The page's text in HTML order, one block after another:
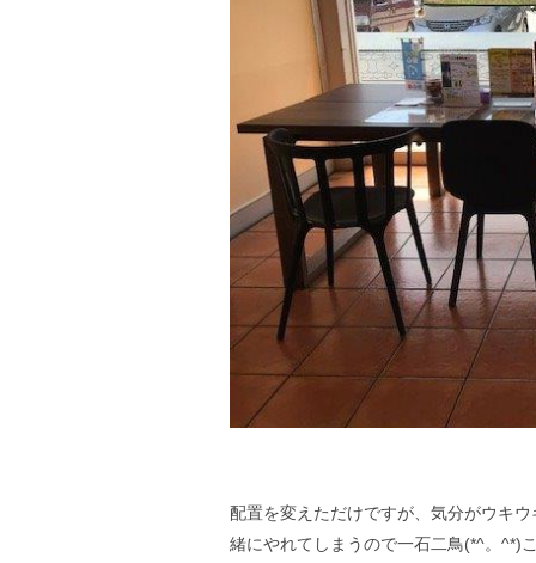
配置を変えただけですが、気分がウキ
緒にやれてしまうので一石二鳥(*^。^*)